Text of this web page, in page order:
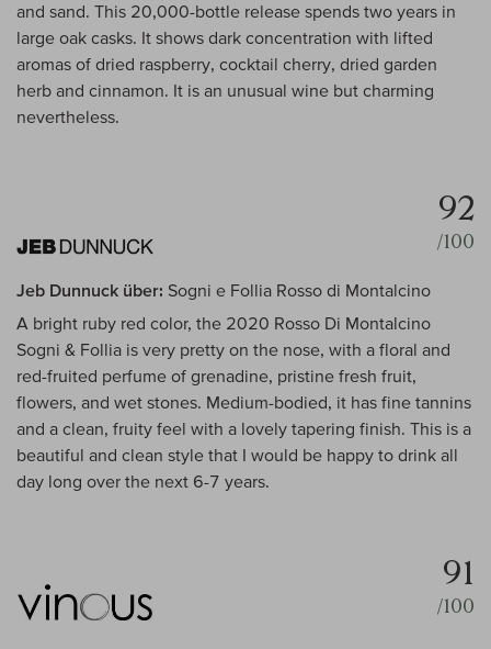
and sand. This 20,000-bottle release spends two years in
large oak casks. It shows dark concentration with lifted
aromas of dried raspberry, cocktail cherry, dried garden
herb and cinnamon. It is an unusual wine but charming
nevertheless.
92
/100
Jeb Dunnuck über: Sogni e Follia Rosso di Montalcino
A bright ruby red color, the 2020 Rosso Di Montalcino
Sogni & Follia is very pretty on the nose, with a floral and
red-fruited perfume of grenadine, pristine fresh fruit,
flowers, and wet stones. Medium-bodied, it has fine tannins
and a clean, fruity feel with a lovely tapering finish. This is a
beautiful and clean style that I would be happy to drink all
day long over the next 6-7 years.
91
/100